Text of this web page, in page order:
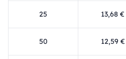
25 13,68 €
50 12,59 €